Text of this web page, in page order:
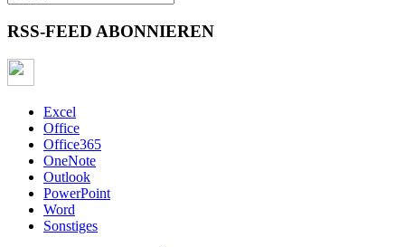
RSS-FEED ABONNIEREN
Excel
Office
Office365
OneNote
Outlook
PowerPoint
Word
Sonstiges